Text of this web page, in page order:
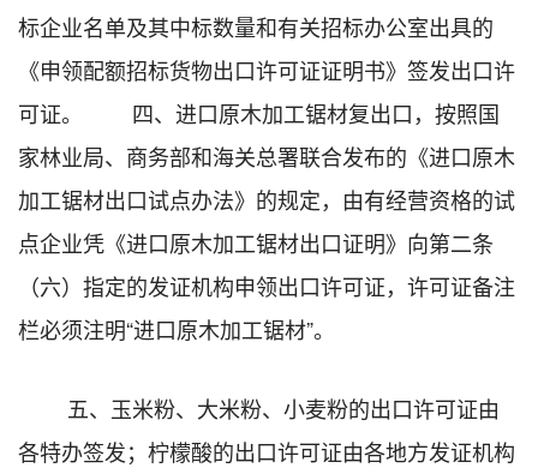
标企业名单及其中标数量和有关招标办公室出具的
《申领配额招标货物出口许可证证明书》签发出口许
可证。 四、进口原木加工锯材复出口，按照国
家林业局、商务部和海关总署联合发布的《进口原木
加工锯材出口试点办法》的规定，由有经营资格的试
点企业凭《进口原木加工锯材出口证明》向第二条
（六）指定的发证机构申领出口许可证，许可证备注
栏必须注明“进口原木加工锯材”。
五、玉米粉、大米粉、小麦粉的出口许可证由
各特办签发；柠檬酸的出口许可证由各地方发证机构